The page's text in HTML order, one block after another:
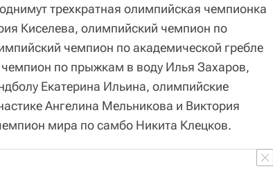
трехкратная олимпийская чемпионка
Киселева, олимпийский чемпион по
чемпион по академической гребле
по прыжкам в воду Илья Захаров,
Екатерина Ильина, олимпийские
Ангелина Мельникова и Виктория
мира по самбо Никита Клецков.